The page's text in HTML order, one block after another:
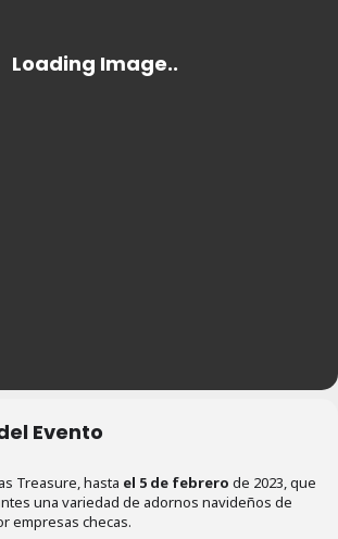
Evento
Treasure, hasta el 5 de febrero de 2023, que
una variedad de adornos navideños de
empresas checas.